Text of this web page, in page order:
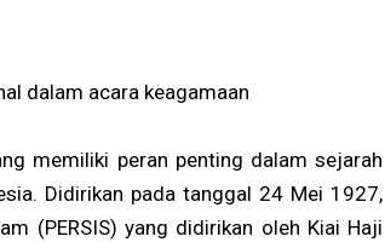
memiliki peran penting dalam sejarah
Didirikan pada tanggal 24 Mei 1927,
(PERSIS) yang didirikan oleh Kiai Haji